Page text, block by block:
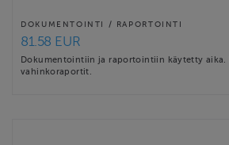
DOKUMENTOINTI / RAPORTOINTI
81.58 EUR
Dokumentointiin ja raportointiin käytetty aika.
vahinkoraportit.